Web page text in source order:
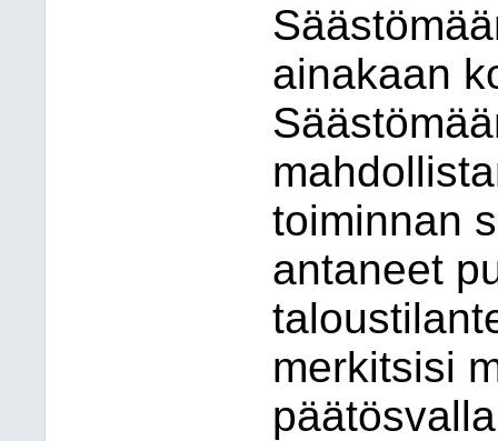
ainakaan
toiminnan
antaneet
merkitsisi